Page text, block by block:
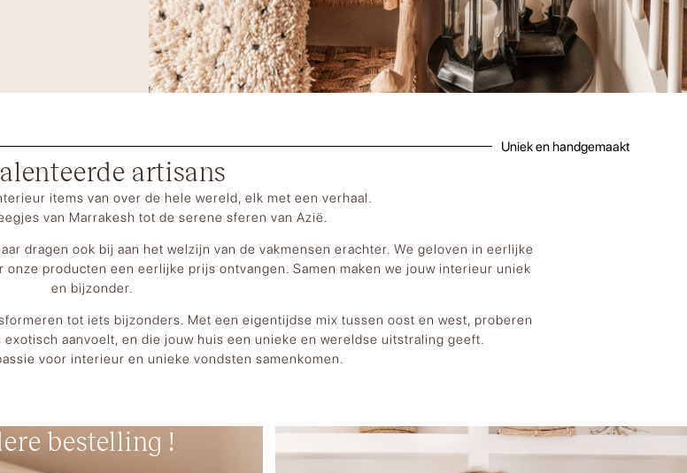
Uniek en handgemaakt
artisans
items van over de hele wereld, elk met een verhaal.
van Marrakesh tot de serene sferen van Azië.
dragen ook bij aan het welzijn van de vakmensen erachter. We geloven in eerlijke
producten een eerlijke prijs ontvangen. Samen maken we jouw interieur uniek
en bijzonder.
tot iets bijzonders. Met een eigentijdse mix tussen oost en west, proberen
aanvoelt, en die jouw huis een unieke en wereldse uitstraling geeft.
voor interieur en unieke vondsten samenkomen.
bestelling !